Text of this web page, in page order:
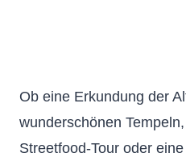
Ob eine Erkundung der
wunderschönen
Streetfood-Tour oder